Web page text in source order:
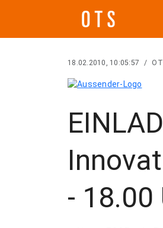
18.02.2010, 10:05:57 /
- 18.00